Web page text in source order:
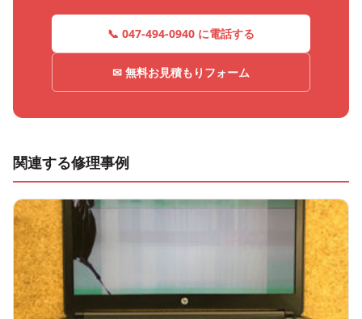
📞 047-494-0940 に電話する
✉ 無料お見積もりフォーム
関連する修理事例